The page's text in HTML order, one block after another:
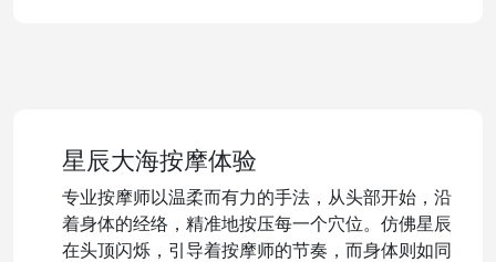
星辰大海按摩体验
专业按摩师以温柔而有力的手法，从头部开始，沿
着身体的经络，精准地按压每一个穴位。仿佛星辰
在头顶闪烁，引导着按摩师的节奏，而身体则如同